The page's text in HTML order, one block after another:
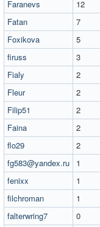
Faranevs
12
Fatan
7
Foxikova
5
firuss
3
Fialy
2
Fleur
2
Filip51
2
Faina
2
flo29
2
fg583@yandex.ru
1
fenixx
1
filchroman
1
falterwring7
0